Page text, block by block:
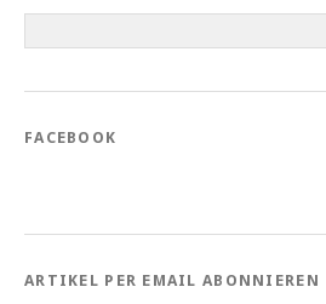
FACEBOOK
ARTIKEL PER EMAIL ABONNIEREN